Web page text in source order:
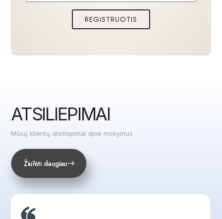
Profesionalūsderybų mokymaituri ne tik
įkvėpti, bet ir suteikti vertingas žinias bei
REGISTRUOTIS
ATSILIEPIMAI​
Mūsų klientų atsiliepimai apie mokymus
Žiūrėti daugiau